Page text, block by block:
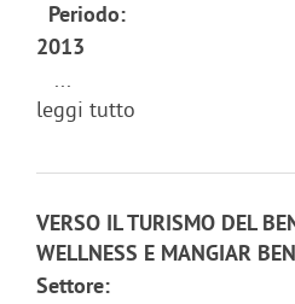
Periodo:
2013
...
leggi tutto
VERSO IL TURISMO DEL
WELLNESS E MANGIAR
Settore: